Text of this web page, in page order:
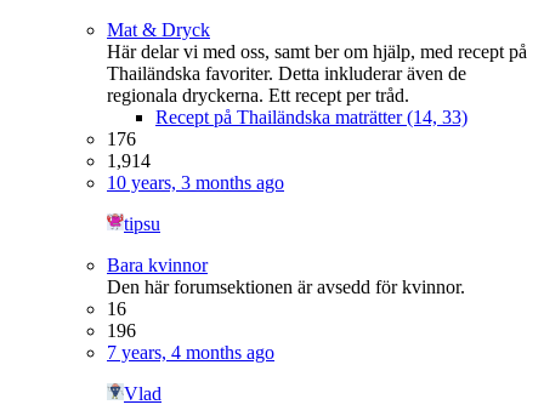
Mat & Dryck
Här delar vi med oss, samt ber om hjälp, med recept på
Thailändska favoriter. Detta inkluderar även de
regionala dryckerna. Ett recept per tråd.
Recept på Thailändska maträtter (14, 33)
176
1,914
10 years, 3 months ago
tipsu
Bara kvinnor
Den här forumsektionen är avsedd för kvinnor.
16
196
7 years, 4 months ago
Vlad